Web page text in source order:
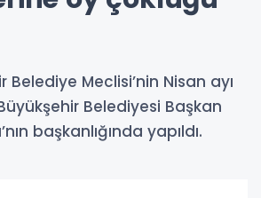
Belediye Meclisi’nin Nisan ayı
Belediyesi Başkan
başkanlığında yapıldı.